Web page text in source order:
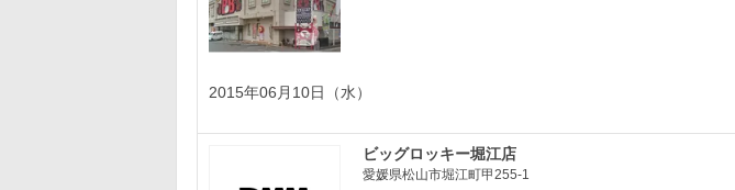
2015年06月10日（水）
ビッグロッキー堀江店
愛媛県松山市堀江町甲255-1